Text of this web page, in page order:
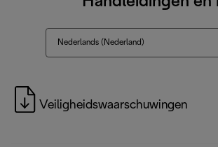
Nederlands (Nederland)
Veiligheidswaarschuwingen